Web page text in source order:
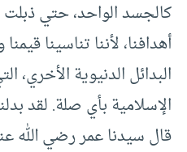
كالجسد الواحد، حتي
أهدافنا، لأننا تناسينا
البدائل الدنيوية الأخري،
الإسلامية بأي صلة. لقد
قال سيدنا عمر رضي الله